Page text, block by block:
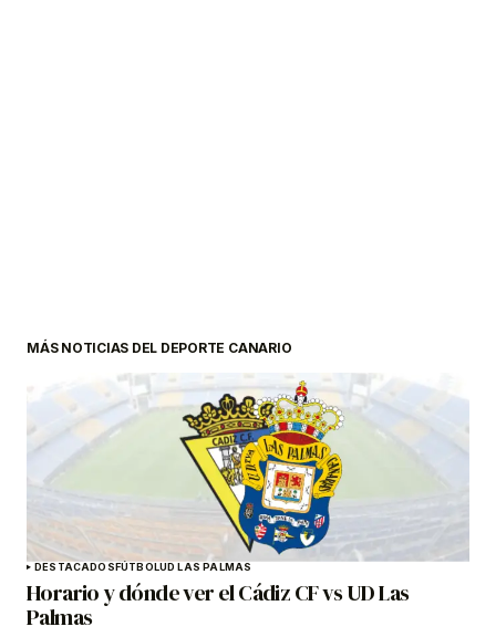
MÁS NOTICIAS DEL DEPORTE CANARIO
DESTACADOSFÚTBOLUD LAS PALMAS
Horario y dónde ver el Cádiz CF vs UD Las
Palmas